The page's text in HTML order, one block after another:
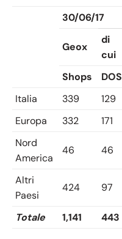
30/06/17
Geox
di
cui
Shops
DOS
Italia
339 129
Europa
332 171
Nord
America
46 46
Altri
Paesi
424 97
Totale 1,141 443